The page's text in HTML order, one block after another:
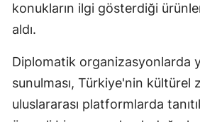
konukların ilgi gösterdiği
aldı.
Diplomatik organizasyonlarda
sunulması, Türkiye'nin kültürel
uluslararası platformlarda